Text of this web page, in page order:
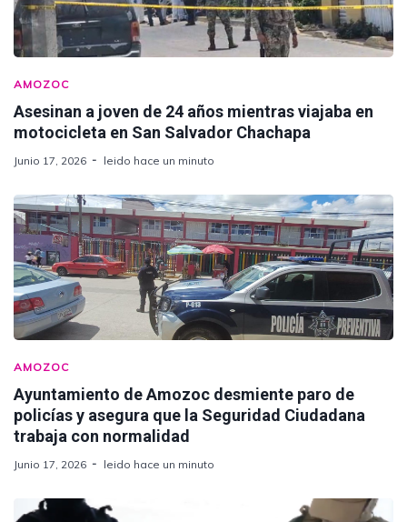
AMOZOC
Asesinan a joven de 24 años mientras viajaba en
motocicleta en San Salvador Chachapa
Junio 17, 2026 leido hace un minuto
AMOZOC
Ayuntamiento de Amozoc desmiente paro de
policías y asegura que la Seguridad Ciudadana
trabaja con normalidad
Junio 17, 2026 leido hace un minuto